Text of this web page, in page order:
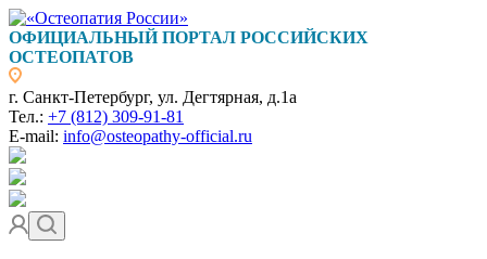
ОФИЦИАЛЬНЫЙ ПОРТАЛ РОССИЙСКИХ
ОСТЕОПАТОВ
г. Санкт-Петербург, ул. Дегтярная, д.1а
Тел.: +7 (812) 309-91-81
E-mail: info@osteopathy-official.ru